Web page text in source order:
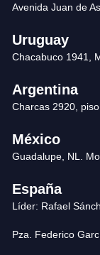
Avenida Juan de
Uruguay
Chacabuco 1941,
Argentina
Charcas 2920,
México
Guadalupe, NL.
España
Líder: Rafael
Pza. Federico